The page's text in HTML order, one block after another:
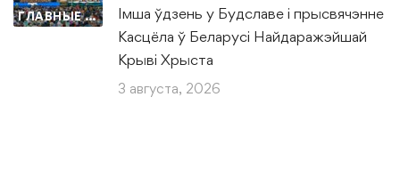
ГЛАВНЫЕ НОВОСТИ
Імша ўдзень у Будславе і прысвячэнне
Касцёла ў Беларусі Найдаражэйшай
Крыві Хрыста
3 августа, 2026